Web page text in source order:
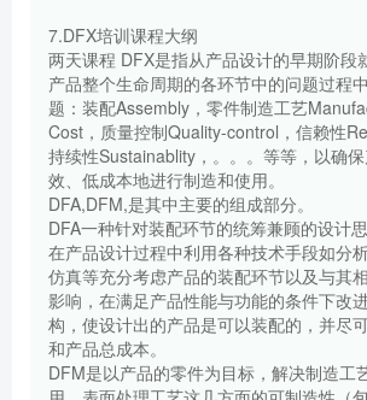
7.DFX培训课程大纲
两天课程 DFX是指从产品设计的早期阶段
产品整个生命周期的各环节中的问题过程
题：装配Assembly，零件制造工艺
Cost，质量控制Quality-control，信赖性
持续性Sustainablity，。。。等等，以确
效、低成本地进行制造和使用。
DFA,DFM,是其中主要的组成部分。
DFA一种针对装配环节的统筹兼顾的设计
在产品设计过程中利用各种技术手段如分
仿真等充分考虑产品的装配环节以及与其
影响，在满足产品性能与功能的条件下改
构，使设计出的产品是可以装配的，并尽
和产品总成本。
DFM是以产品的零件为目标，解决制造工